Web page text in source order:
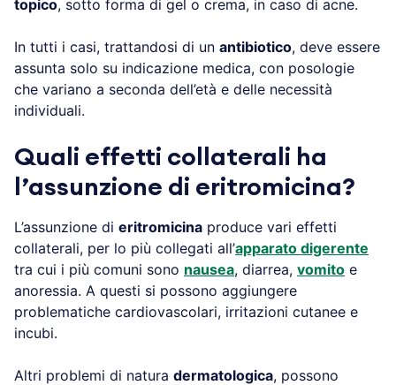
topico, sotto forma di gel o crema, in caso di acne.
In tutti i casi, trattandosi di un antibiotico, deve essere
assunta solo su indicazione medica, con posologie
che variano a seconda dell’età e delle necessità
individuali.
Quali effetti collaterali ha
l’assunzione di eritromicina?
L’assunzione di eritromicina produce vari effetti
collaterali, per lo più collegati all’apparato digerente
tra cui i più comuni sono nausea, diarrea, vomito e
anoressia. A questi si possono aggiungere
problematiche cardiovascolari, irritazioni cutanee e
incubi.
Altri problemi di natura dermatologica, possono